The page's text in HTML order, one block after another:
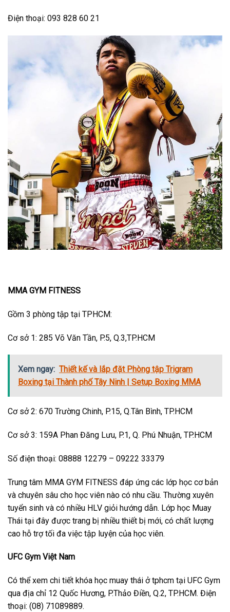
Điện thoại: 093 828 60 21
MMA GYM FITNESS
Gồm 3 phòng tập tại TPHCM:
Cơ sở 1: 285 Võ Văn Tần, P.5, Q.3,TP.HCM
Xem ngay: Thiết kế và lắp đặt Phòng tập Trigram
Boxing tại Thành phố Tây Ninh | Setup Boxing MMA
Cơ sở 2: 670 Trường Chinh, P.15, Q.Tân Bình, TP.HCM
Cơ sở 3: 159A Phan Đăng Lưu, P.1, Q. Phú Nhuận, TP.HCM
Số điện thoại: 08888 12279 – 09222 33379
Trung tâm MMA GYM FITNESS đáp ứng các lớp học cơ bản
và chuyên sâu cho học viên nào có nhu cầu. Thường xuyên
tuyển sinh và có nhiều HLV giỏi hướng dẫn. Lớp học Muay
Thái tại đây được trang bị nhiều thiết bị mới, có chất lượng
cao hỗ trợ tối đa việc tập luyện của học viên.
UFC Gym Việt Nam
Có thể xem chi tiết khóa học muay thái ở tphcm tại UFC Gym
qua địa chỉ 12 Quốc Hương, P.Thảo Điền, Q.2, TP.HCM. Điện
thoại: (08) 71089889.